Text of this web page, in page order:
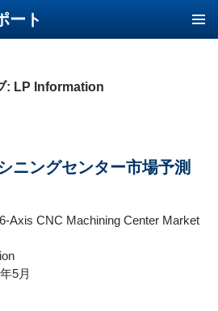
ート
: LP Information
ニングセンター市場予測
Axis CNC Machining Center Market
5月